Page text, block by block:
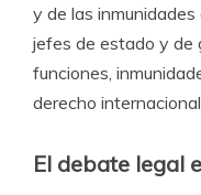
y de las
jefes de estado y de
funciones,
derecho internacional.
El debate legal